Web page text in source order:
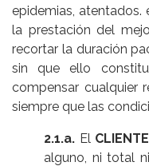
epidemias, atentados.
la prestación del
recortar la duración
sin que ello
compensar cualquier
siempre que las
2.1.a. El CLIENTE
alguno, ni total